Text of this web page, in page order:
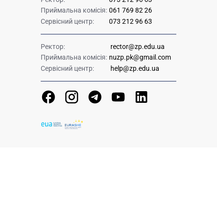
Приймальна комісія: 061 769 82 26
Сервісний центр:
073 212 96 63
Ректор:
rector@zp.edu.ua
Приймальна комісія: nuzp.pk@gmail.com
Сервісний центр:
help@zp.edu.ua